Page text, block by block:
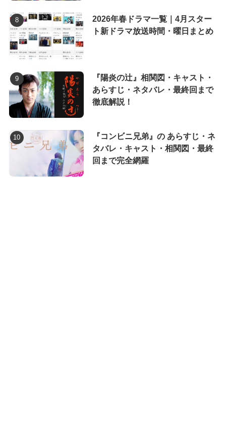
2026年春ドラマ一覧｜4月スター
ト新ドラマ放送時間・曜日まとめ
『陽炎の辻』相関図・キャスト・
あらすじ・ネタバレ・最終回まで
徹底解説！
『コンビニ兄弟』の あらすじ・ネ
タバレ・キャスト・相関図・最終
回まで完全網羅